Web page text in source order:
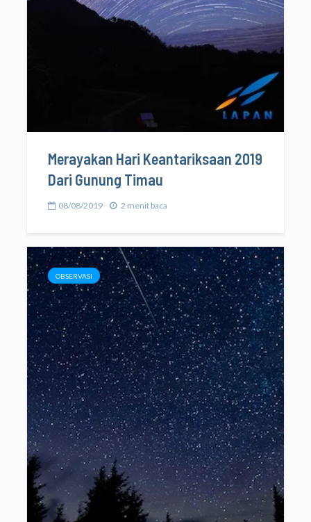
Merayakan Hari Keantariksaan 2019
Dari Gunung Timau
08/08/2019 2 menit baca
OBSERVASI